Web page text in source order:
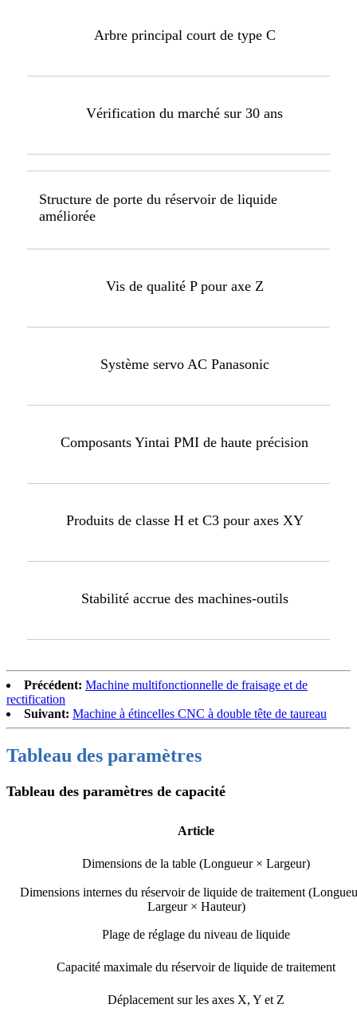
Arbre principal court de type C
Vérification du marché sur 30 ans
Structure de porte du réservoir de liquide
améliorée
Vis de qualité P pour axe Z
Système servo AC Panasonic
Composants Yintai PMI de haute précision
Produits de classe H et C3 pour axes XY
Stabilité accrue des machines-outils
Précédent: Machine multifonctionnelle de fraisage et de
rectification
Suivant: Machine à étincelles CNC à double tête de taureau
Tableau des paramètres
Tableau des paramètres de capacité
Article
Dimensions de la table (Longueur × Largeur)
Dimensions internes du réservoir de liquide de traitement
Largeur × Hauteur)
Plage de réglage du niveau de liquide
Capacité maximale du réservoir de liquide de traitement
Déplacement sur les axes X, Y et Z